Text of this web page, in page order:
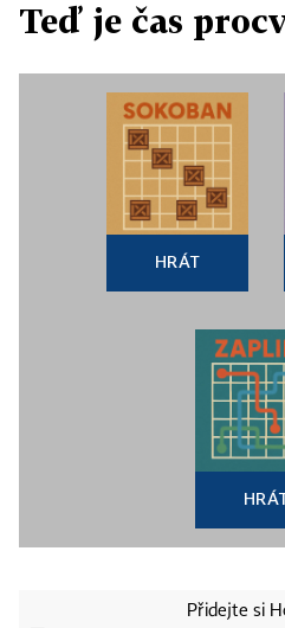
Teď je čas
HRÁT
Přidejte si